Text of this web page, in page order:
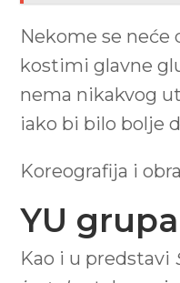
Nekome se neće
kostimi glavne
nema nikakvog
iako bi bilo bolje
Koreografija i
YU
Kao i u predstavi